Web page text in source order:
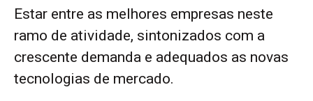
Estar entre as melhores empresas neste
ramo de atividade, sintonizados com a
crescente demanda e adequados as novas
tecnologias de mercado.